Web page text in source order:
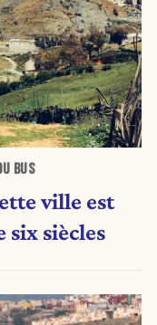
BUS
ville est
six siècles